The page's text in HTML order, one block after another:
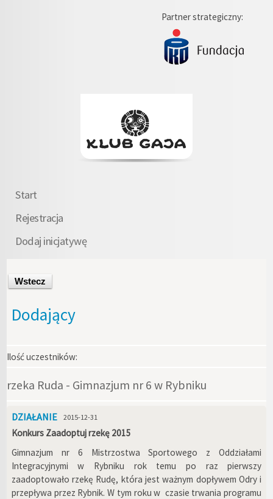
Partner strategiczny:
Start
Rejestracja
Dodaj inicjatywę
Wstecz
Dodający
Ilość uczestników:
rzeka Ruda - Gimnazjum nr 6 w Rybniku
DZIAŁANIE 2015-12-31
Konkurs Zaadoptuj rzekę 2015
Gimnazjum nr 6 Mistrzostwa Sportowego z Oddziałami
Integracyjnymi w Rybniku rok temu po raz pierwszy
zaadoptowało rzekę Rudę, która jest ważnym dopływem Odry i
przepływa przez Rybnik. W tym roku w czasie trwania programu